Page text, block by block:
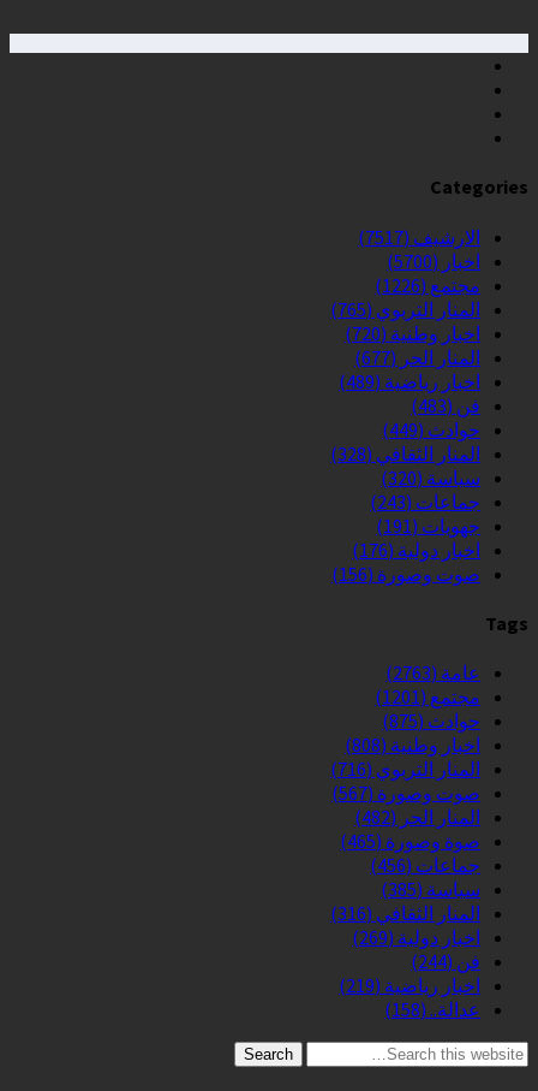
Categories
الارشيف (7517)
اخبار (5700)
مجتمع (1226)
المنار التربوي (765)
اخبار وطنية (720)
المنار الحر (677)
اخبار رياضية (489)
فن (483)
حوادث (449)
المنار الثقافي (328)
سياسة (320)
جماعات (243)
جهويات (191)
اخبار دولية (176)
صوت وصورة (156)
Tags
عامة (2763)
مجتمع (1201)
حوادث (875)
اخبار وطنية (808)
المنار التربوي (716)
صوت وصورة (567)
المنار الحر (482)
صوة وصورة (465)
جماعات (456)
سياسة (385)
المنار الثقافي (316)
اخبار دولية (269)
فن (244)
اخبار رياضية (219)
عدالة.. (158)
Search